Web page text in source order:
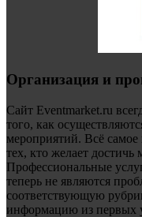
Организация и
Сайт Eventmarket.ru
того, как
мероприятий. Всё самое
тех, кто желает
Профессиональные
теперь не являются
соответствующую
информацию из первых